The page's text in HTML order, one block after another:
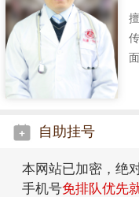
自助挂号
本网站已加密，绝
手机号免排队优先